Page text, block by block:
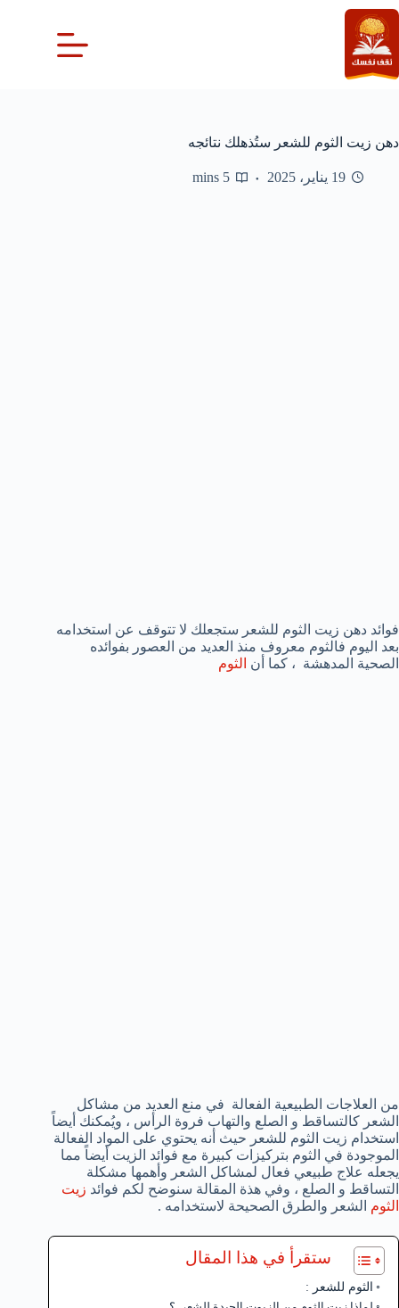
التجاوز
إلى
المحتوى
دهن زيت الثوم للشعر ستُذهلك نتائجه
19 يناير، 2025 5 mins
فوائد دهن زيت الثوم للشعر ستجعلك لا تتوقف عن استخدامه
بعد اليوم فالثوم معروف منذ العديد من العصور بفوائده
الصحية المدهشة ، كما أن الثوم
من العلاجات الطبيعية الفعالة في منع العديد من مشاكل
الشعر كالتساقط و الصلع والتهاب فروة الرأس ، ويُمكنك أيضاً
استخدام زيت الثوم للشعر حيث أنه يحتوي على المواد الفعالة
الموجودة في الثوم بتركيزات كبيرة مع فوائد الزيت أيضاً مما
يجعله علاج طبيعي فعال لمشاكل الشعر وأهمها مشكلة
التساقط و الصلع ، وفي هذة المقالة سنوضح لكم فوائد زيت
الثوم الشعر والطرق الصحيحة لاستخدامه .
ستقرأ في هذا المقال
الثوم للشعر :